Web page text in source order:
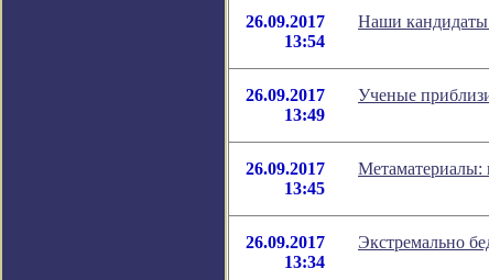
26.09.2017
13:54
Наши
26.09.2017
13:49
Ученые
26.09.2017
13:45
Метаматериалы:
26.09.2017
13:34
Экстремально